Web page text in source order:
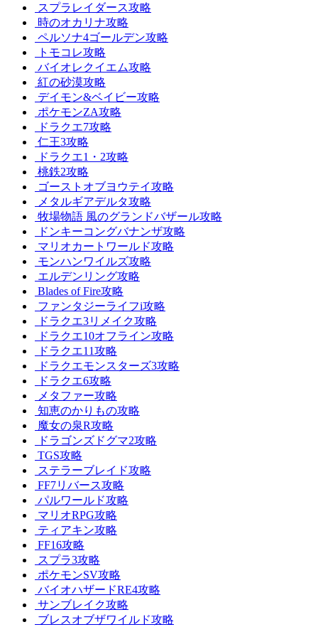
スプラレイダース攻略
時のオカリナ攻略
ペルソナ4ゴールデン攻略
トモコレ攻略
バイオレクイエム攻略
紅の砂漠攻略
デイモン&ベイビー攻略
ポケモンZA攻略
ドラクエ7攻略
仁王3攻略
ドラクエ1・2攻略
桃鉄2攻略
ゴーストオブヨウテイ攻略
メタルギアデルタ攻略
牧場物語 風のグランドバザール攻略
ドンキーコングバナンザ攻略
マリオカートワールド攻略
モンハンワイルズ攻略
エルデンリング攻略
Blades of Fire攻略
ファンタジーライフi攻略
ドラクエ3リメイク攻略
ドラクエ10オフライン攻略
ドラクエ11攻略
ドラクエモンスターズ3攻略
ドラクエ6攻略
メタファー攻略
知恵のかりもの攻略
魔女の泉R攻略
ドラゴンズドグマ2攻略
TGS攻略
ステラーブレイド攻略
FF7リバース攻略
パルワールド攻略
マリオRPG攻略
ティアキン攻略
FF16攻略
スプラ3攻略
ポケモンSV攻略
バイオハザードRE4攻略
サンブレイク攻略
ブレスオブザワイルド攻略